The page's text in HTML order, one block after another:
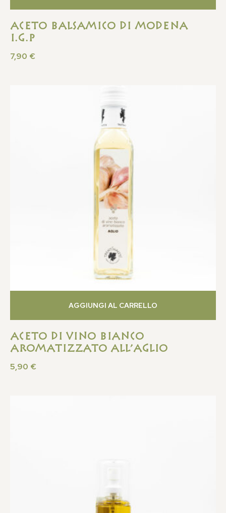
Aceto Balsamico Di Modena
I.G.P
7,90 €
Aceto di Vino Bianco
Aromatizzato All’Aglio
5,90 €
AGGIUNGI AL CARRELLO